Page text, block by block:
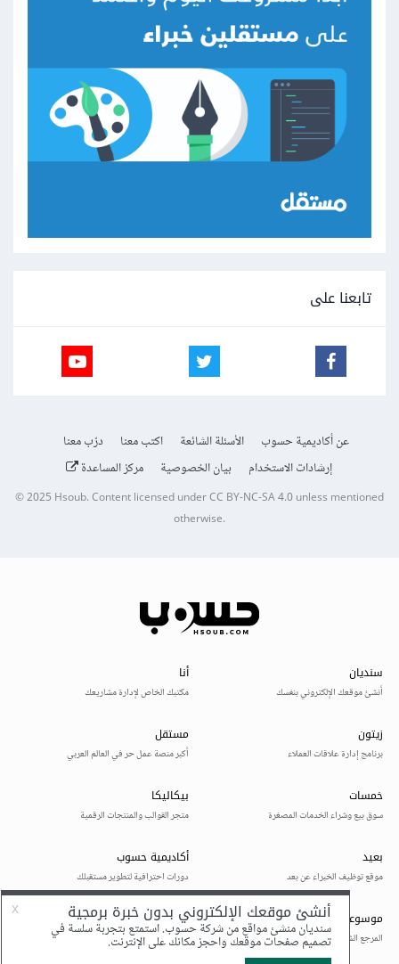
تابعنا على
عن أكاديمية حسوب الأسئلة الشائعة اكتب معنا
درّب معنا
إرشادات الاستخدام
بيان الخصوصية مركز المساعدة
© 2025Hsoub.Content licensed underCC BY-NC-SA 4.0unless mentioned
otherwise.